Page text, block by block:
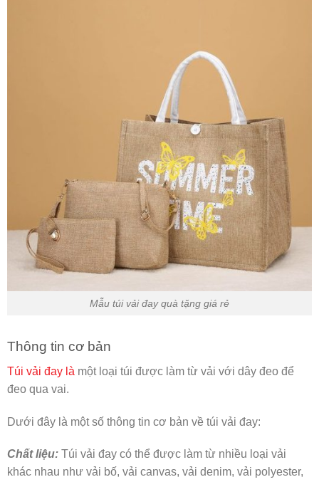
Mẫu túi vải đay quà tặng giá rẻ
Thông tin cơ bản
Túi vải đay là một loại túi được làm từ vải với dây đeo để
đeo qua vai.
Dưới đây là một số thông tin cơ bản về túi vải đay:
Chất liệu: Túi vải đay có thể được làm từ nhiều loại vải
khác nhau như vải bố, vải canvas, vải denim, vải polyester,